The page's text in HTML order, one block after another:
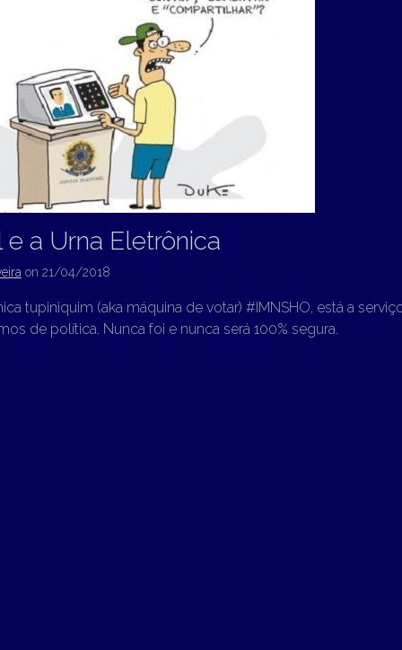
e a Urna Eletrônica
on 21/04/2018
tupiniquim (aka máquina de votar) #IMNSHO, está a
de política. Nunca foi e nunca será 100% segura.